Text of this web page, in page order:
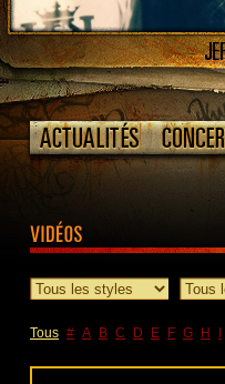
Tous # A B C D E F G H